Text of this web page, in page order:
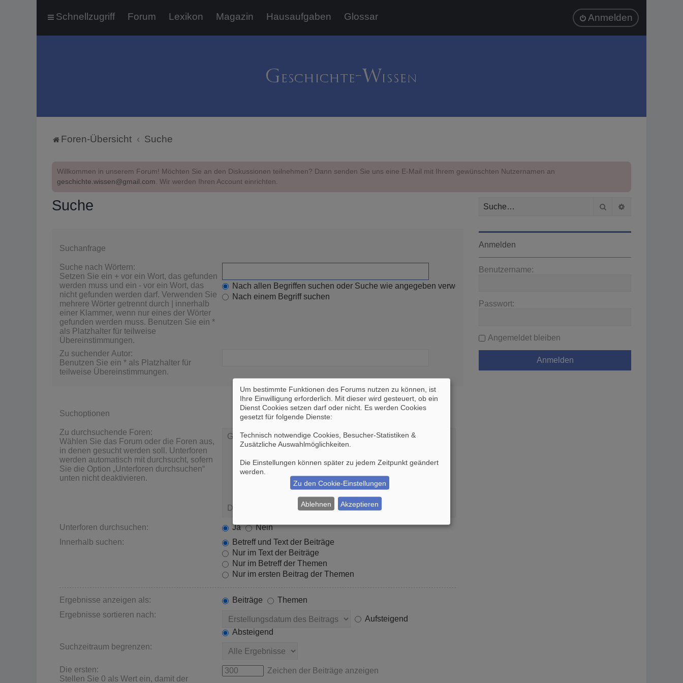
Schnellzugriff Forum Lexikon Magazin Hausaufgaben Glossar Anmelden
Foren-Übersicht Suche
Willkommen in unserem Forum! Möchten Sie an den Diskussionen teilnehmen? Dann senden Sie uns eine E-Mail mit Ihrem gewünschten Nutzernamen an
geschichte.wissen@gmail.com. Wir werden Ihren Account einrichten.
Suche
Suchanfrage
Suche nach Wörtern:
Setzen Sie ein + vor ein Wort, das gefunden
werden muss und ein - vor ein Wort, das
nicht gefunden werden darf. Verwenden Sie
mehrere Wörter getrennt durch
innerhalb
einer Klammer, wenn nur eines der Wörter
gefunden werden muss. Benutzen Sie ein *
als Platzhalter für teilweise
Übereinstimmungen.
Nach allen Begriffen suchen oder Suche wie angegeben verwenden
Nach einem Begriff suchen
Zu suchender Autor:
Benutzen Sie ein * als Platzhalter für
teilweise Übereinstimmungen.
Suchoptionen
Zu durchsuchende Foren:
Wählen Sie das Forum oder die Foren aus,
in denen gesucht werden soll. Unterforen
werden automatisch mit durchsucht, sofern
Sie die Option „Unterforen durchsuchen“
unten nicht deaktivieren.
Unterforen durchsuchen: Ja
Nein
Innerhalb suchen:
Betreff und Text der Beiträge
Nur im Text der Beiträge
Nur im Betreff der Themen
Nur im ersten Beitrag der Themen
Ergebnisse anzeigen als: Beiträge
Themen
Ergebnisse sortieren nach:
Aufsteigend
Absteigend
Suchzeitraum begrenzen:
Die ersten:
Stellen Sie 0 als Wert ein, damit der
Zeichen der Beiträge anzeigen
Suche
Anmelden
Benutzername:
Passwort:
Angemeldet bleiben
Um bestimmte Funktionen des Forums nutzen zu können, ist
Ihre Einwilligung erforderlich. Mit dieser wird gesteuert, ob ein
Dienst Cookies setzen darf oder nicht. Es werden Cookies
gesetzt für folgende Dienste:
Technisch notwendige Cookies, Besucher-Statistiken &
Zusätzliche Auswahlmöglichkeiten
Die Einstellungen können später zu jedem Zeitpunkt geändert
werden.
Zu den Cookie-Einstellungen
Ablehnen Akzeptieren